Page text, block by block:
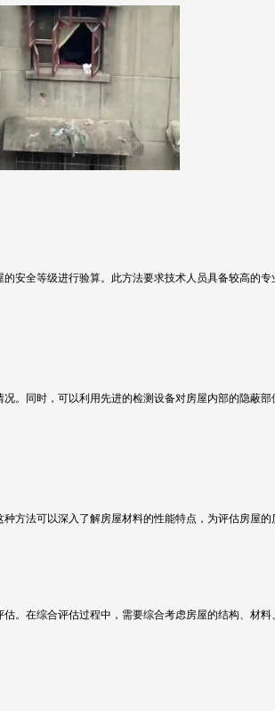
安全等级进行验算。此方法要求技术人员具备较高的
。同时，可以利用先进的检测设备对房屋内部的隐蔽
方法可以深入了解房屋材料的性能特点，为评估房屋的
。在综合评估过程中，需要综合考虑房屋的结构、材